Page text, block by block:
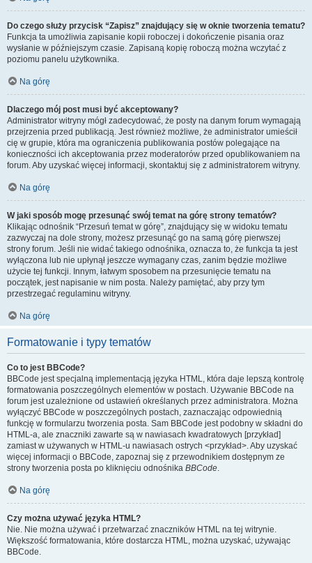
Do czego służy przycisk “Zapisz” znajdujący się w oknie tworzenia tematu?
Funkcja ta umożliwia zapisanie kopii roboczej i dokończenie pisania oraz
wysłanie w późniejszym czasie. Zapisaną kopię roboczą można wczytać z
poziomu panelu użytkownika.
Na górę
Dlaczego mój post musi być akceptowany?
Administrator witryny mógł zadecydować, że posty na danym forum wymagają
przejrzenia przed publikacją. Jest również możliwe, że administrator umieścił
cię w grupie, która ma ograniczenia publikowania postów polegające na
konieczności ich akceptowania przez moderatorów przed opublikowaniem na
forum. Aby uzyskać więcej informacji, skontaktuj się z administratorem witryny.
Na górę
W jaki sposób mogę przesunąć swój temat na górę strony tematów?
Klikając odnośnik “Przesuń temat w górę”, znajdujący się w widoku tematu
zazwyczaj na dole strony, możesz przesunąć go na samą górę pierwszej
strony forum. Jeśli nie widać takiego odnośnika, oznacza to, że funkcja ta jest
wyłączona lub nie upłynął jeszcze wymagany czas, zanim będzie możliwe
użycie tej funkcji. Innym, łatwym sposobem na przesunięcie tematu na
początek, jest napisanie w nim posta. Należy pamiętać, aby przy tym
przestrzegać regulaminu witryny.
Na górę
Formatowanie i typy tematów
Co to jest BBCode?
BBCode jest specjalną implementacją języka HTML, która daje lepszą kontrolę
formatowania poszczególnych elementów w postach. Używanie BBCode na
forum jest uzależnione od ustawień określanych przez administratora. Można
wyłączyć BBCode w poszczególnych postach, zaznaczając odpowiednią
funkcję w formularzu tworzenia posta. Sam BBCode jest podobny w składni do
HTML-a, ale znaczniki zawarte są w nawiasach kwadratowych [przykład]
zamiast w używanych w HTML-u nawiasach ostrych <przykład>. Aby uzyskać
więcej informacji o BBCode, zapoznaj się z przewodnikiem dostępnym ze
strony tworzenia posta po kliknięciu odnośnika BBCode.
Na górę
Czy można używać języka HTML?
Nie. Nie można używać i przetwarzać znaczników HTML na tej witrynie.
Większość formatowania, które dostarcza HTML, można uzyskać, używając
BBCode.